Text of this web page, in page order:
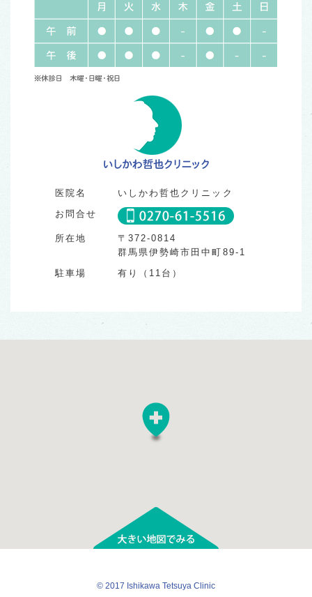
予約は必要ありませんが、接種できない時間もございます。
カレンダーにてご確認ください。
ります。
★が記入してある日は、診療時間中すべて接種可能💉
医院名
いしかわ哲也クリニック
お問合せ
所在地
〒372-0814
群馬県伊勢崎市田中町89-1
駐車場
有り（11台）
© 2017 Ishikawa Tetsuya Clinic